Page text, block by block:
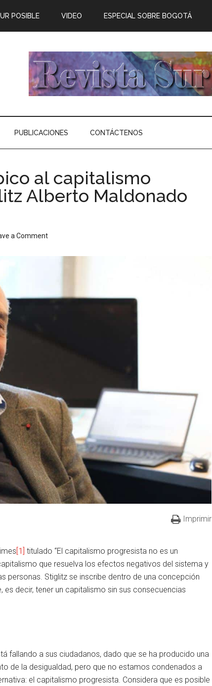
POSIBLE VIDEO ESPECIAL SOBRE BOGOTÁ
PUBLICACIONES CONTÁCTENOS
al capitalismo
Alberto Maldonado
a Comment
Imprimir
[1] titulado “El capitalismo progresista no es un
que resuelva los efectos negativos del sistema y
personas. Stiglitz se inscribe dentro de una concepción
decir, tener un capitalismo sin sus consecuencias
fallando a sus ciudadanos, dado que se ha producido una
de la desigualdad, pero que no estamos condenados a
el capitalismo progresista. Considera que es posible